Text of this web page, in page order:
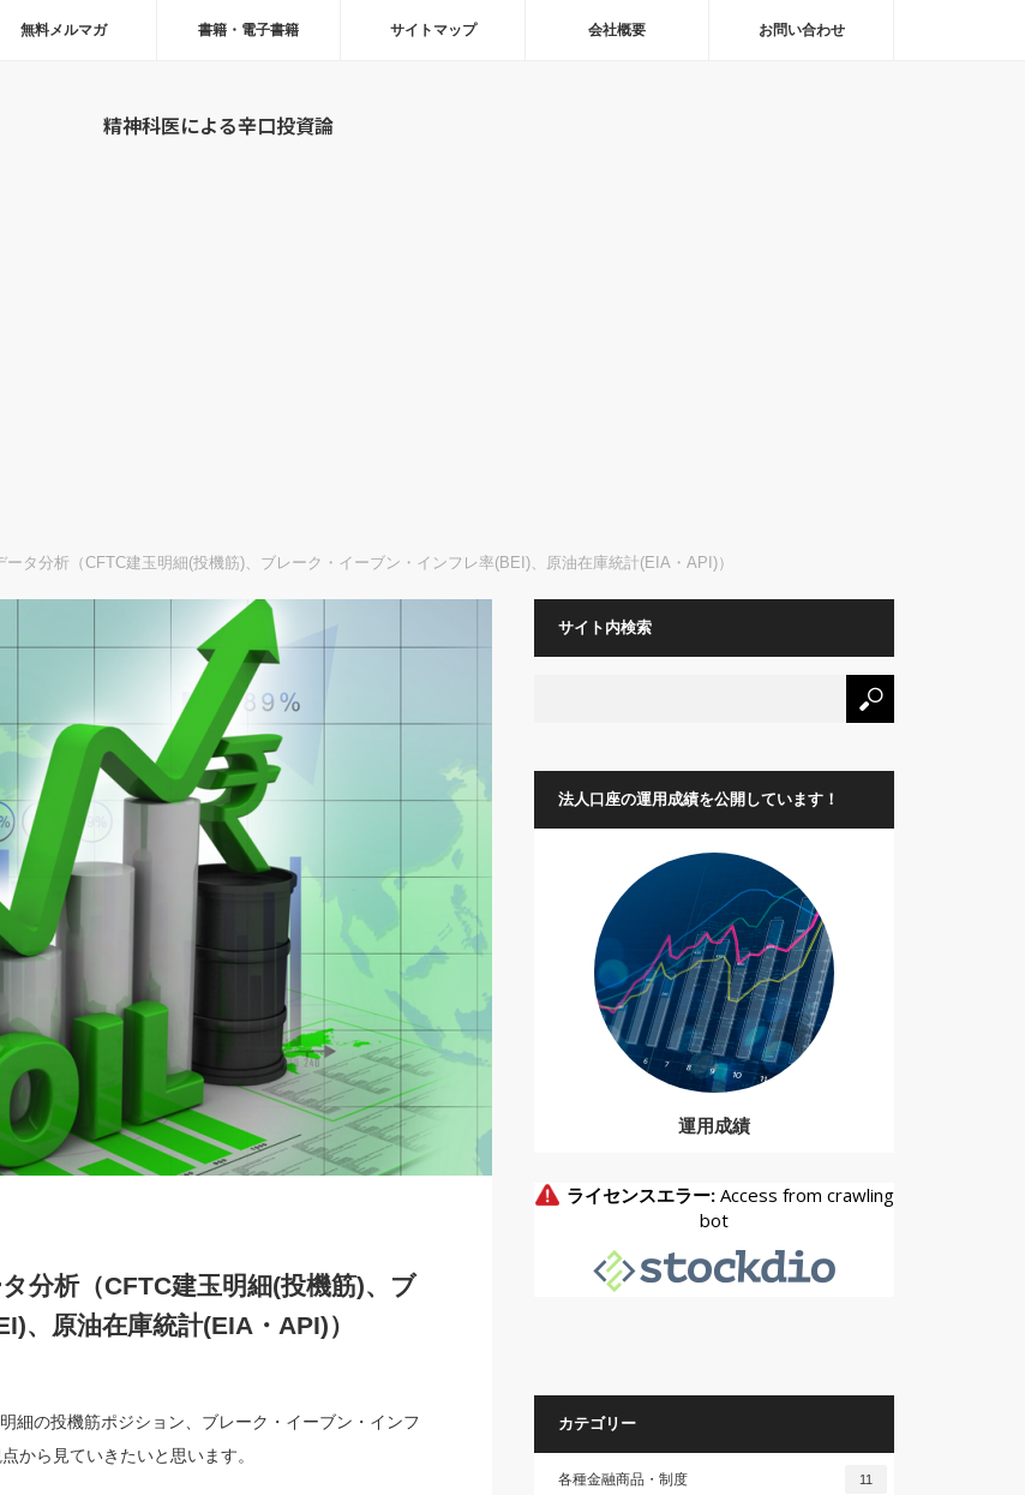
無料メルマガ 書籍・電子書籍 サイトマップ 会社概要 お問い合わせ
精神科医による辛口投資論
ータ分析（CFTC建玉明細(投機筋)、ブレーク・イーブン・インフレ率(BEI)、原油在庫統計(EIA・API)）
分析（CFTC建玉明細(投機筋)、ブ
、原油在庫統計(EIA・API)）
細の投機筋ポジション、ブレーク・イーブン・インフ
から見ていきたいと思います。
サイト内検索
法人口座の運用成績を公開しています！
運用成績
カテゴリー
各種金融商品・制度 11